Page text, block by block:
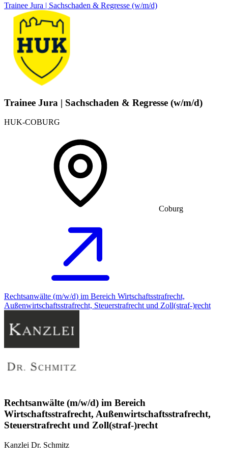
Trainee Jura | Sachschaden & Regresse (w/m/d)
Trainee Jura | Sachschaden & Regresse (w/m/d)
HUK-COBURG
Coburg
Rechtsanwälte (m/w/d) im Bereich Wirtschaftsstrafrecht,
Außenwirtschaftsstrafrecht, Steuerstrafrecht und Zoll(straf-)recht
Rechtsanwälte (m/w/d) im Bereich
Wirtschaftsstrafrecht, Außenwirtschaftsstrafrecht,
Steuerstrafrecht und Zoll(straf-)recht
Kanzlei Dr. Schmitz